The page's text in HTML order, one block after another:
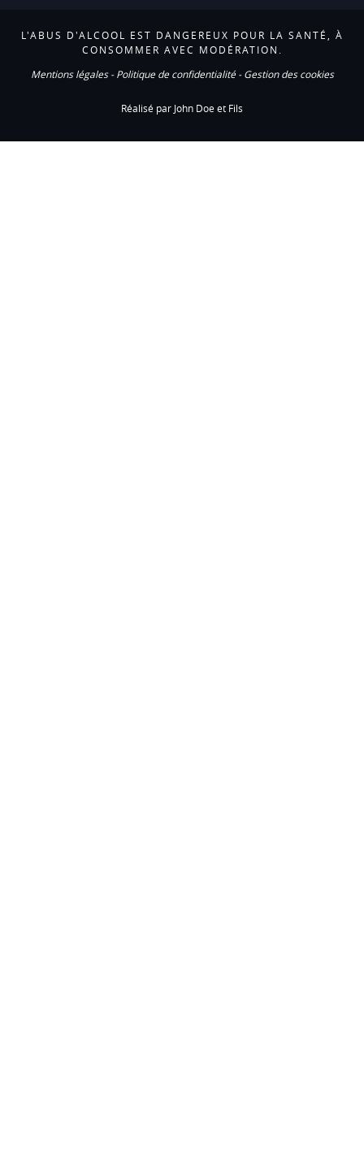
L'ABUS D'ALCOOL EST DANGEREUX POUR LA SANTÉ, À
CONSOMMER AVEC MODÉRATION.
Mentions légales-Politique de confidentialité-Gestion des cookies
Réalisé par John Doe et Fils